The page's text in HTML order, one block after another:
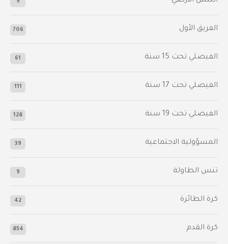
9
الفريق الأول 706
الفيصلي‬⁩ تحت 15 سنة 61
‫الفيصلي‬⁩ تحت 17 سنة 111
الفيصلي‬⁩ تحت 19 سنة 128
المسؤولية الاجتماعية 39
تنس الطاولة 9
كرة الطائرة 42
كرة القدم 854